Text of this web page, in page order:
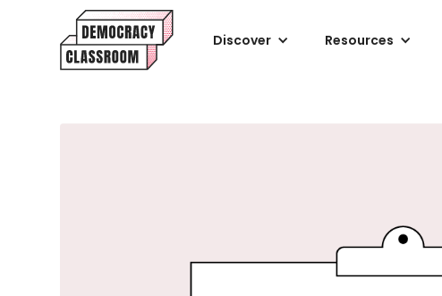
Discover Resources